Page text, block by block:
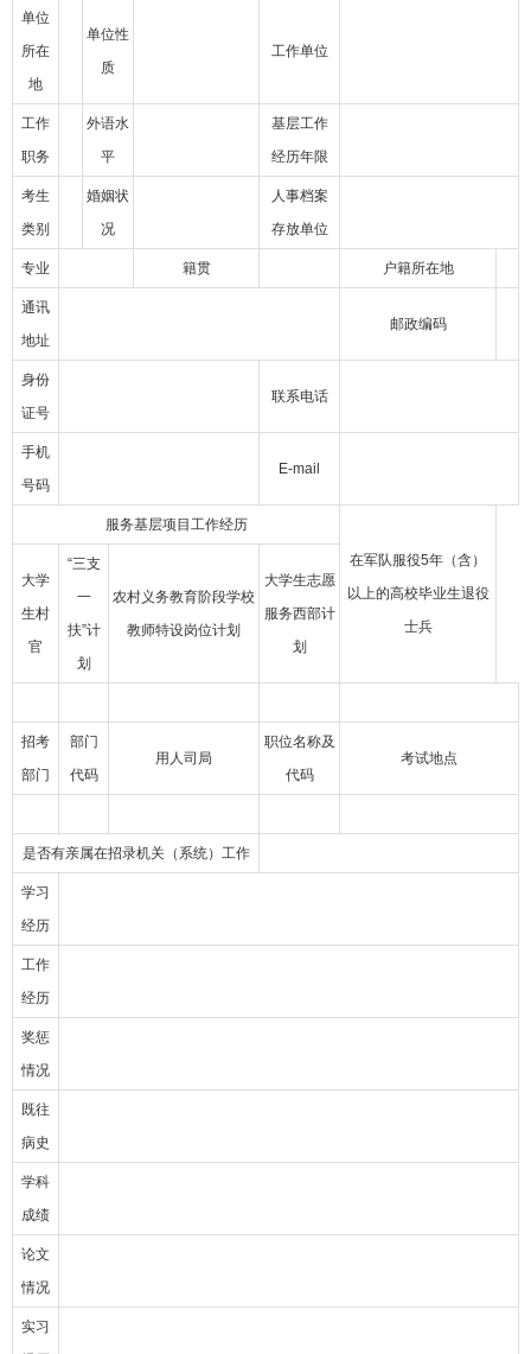
单位
所在
地
单位性
质
工作单位
工作
职务
外语水
平
基层工作
经历年限
考生
类别
婚姻状
况
人事档案
存放单位
专业 籍贯 户籍所在地
通讯
地址
邮政编码
身份
证号
联系电话
手机
号码
E-mail
服务基层项目工作经历
在军队服役5年（含）
以上的高校毕业生退役
士兵
大学
生村
官
“三支
一
扶”计
划
农村义务教育阶段学校
教师特设岗位计划
大学生志愿
服务西部计
划
招考
部门
部门
代码
用人司局
职位名称及
代码
考试地点
是否有亲属在招录机关（系统）工作
学习
经历
工作
经历
奖惩
情况
既往
病史
学科
成绩
论文
情况
实习